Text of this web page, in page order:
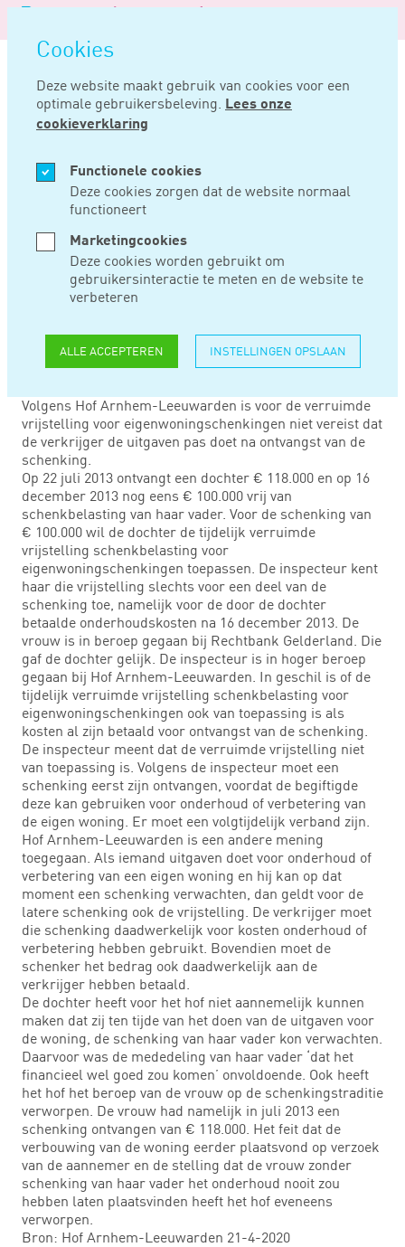
overslaan
Cookies
Deze website maakt gebruik van cookies voor een
optimale gebruikersbeleving. Lees onze
cookieverklaring
Functionele cookies
Deze cookies zorgen dat de website normaal
functioneert
Marketingcookies
Deze cookies worden gebruikt om
gebruikersinteractie te meten en de website te
verbeteren
ALLE ACCEPTEREN INSTELLINGEN OPSLAAN
Logo
Noord
Negentig
Home Nieuws
MEI 07, 2020
VOOR UITGAVEN
ZONDER OOGMERK
GEEN VERRUIMDE
VRIJSTELLING
Volgens Hof Arnhem-Leeuwarden is voor de verruimde
vrijstelling voor eigenwoningschenkingen niet vereist dat
de verkrijger de uitgaven pas doet na ontvangst van de
schenking.
Op 22 juli 2013 ontvangt een dochter € 118.000 en op 16
december 2013 nog eens € 100.000 vrij van
schenkbelasting van haar vader. Voor de schenking van
€ 100.000 wil de dochter de tijdelijk verruimde
vrijstelling schenkbelasting voor
eigenwoningschenkingen toepassen. De inspecteur kent
haar die vrijstelling slechts voor een deel van de
schenking toe, namelijk voor de door de dochter
betaalde onderhoudskosten na 16 december 2013. De
vrouw is in beroep gegaan bij Rechtbank Gelderland. Die
gaf de dochter gelijk. De inspecteur is in hoger beroep
gegaan bij Hof Arnhem-Leeuwarden. In geschil is of de
tijdelijk verruimde vrijstelling schenkbelasting voor
eigenwoningschenkingen ook van toepassing is als
kosten al zijn betaald voor ontvangst van de schenking.
De inspecteur meent dat de verruimde vrijstelling niet
van toepassing is. Volgens de inspecteur moet een
schenking eerst zijn ontvangen, voordat de begiftigde
deze kan gebruiken voor onderhoud of verbetering van
de eigen woning. Er moet een volgtijdelijk verband zijn.
Hof Arnhem-Leeuwarden is een andere mening
toegegaan. Als iemand uitgaven doet voor onderhoud of
verbetering van een eigen woning en hij kan op dat
moment een schenking verwachten, dan geldt voor de
latere schenking ook de vrijstelling. De verkrijger moet
die schenking daadwerkelijk voor kosten onderhoud of
verbetering hebben gebruikt. Bovendien moet de
schenker het bedrag ook daadwerkelijk aan de
verkrijger hebben betaald.
De dochter heeft voor het hof niet aannemelijk kunnen
maken dat zij ten tijde van het doen van de uitgaven voor
de woning, de schenking van haar vader kon verwachten.
Daarvoor was de mededeling van haar vader ‘dat het
financieel wel goed zou komen’ onvoldoende. Ook heeft
het hof het beroep van de vrouw op de schenkingstraditie
verworpen. De vrouw had namelijk in juli 2013 een
schenking ontvangen van € 118.000. Het feit dat de
verbouwing van de woning eerder plaatsvond op verzoek
van de aannemer en de stelling dat de vrouw zonder
schenking van haar vader het onderhoud nooit zou
hebben laten plaatsvinden heeft het hof eveneens
verworpen.
Bron: Hof Arnhem-Leeuwarden 21-4-2020